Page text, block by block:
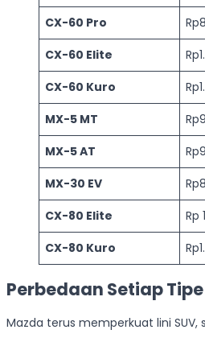
CX-60 Pro
CX-60 Elite
CX-60 Kuro
MX-5 MT
MX-5 AT
MX-30 EV
CX-80 Elite
Rp
CX-80 Kuro
Perbedaan Setiap
Mazda terus memperkuat lini